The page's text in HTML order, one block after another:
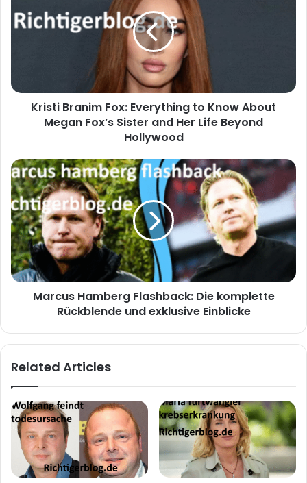
Kristi Branim Fox: Everything to Know About
Megan Fox’s Sister and Her Life Beyond
Hollywood
Marcus Hamberg Flashback: Die komplette
Rückblende und exklusive Einblicke
Related Articles